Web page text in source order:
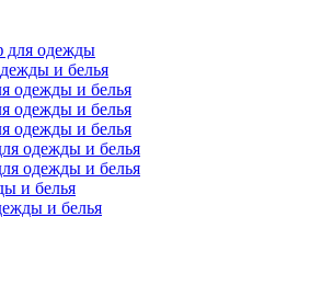
одежды
и белья
одежды и белья
одежды и белья
одежды и белья
одежды и белья
одежды и белья
и белья
и белья